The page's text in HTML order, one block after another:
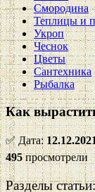
Смородина
Теплицы и
Укроп
Чеснок
Цветы
Сантехника
Рыбалка
Как
✅ Дата:
495просмотрели
Разделы статьи: